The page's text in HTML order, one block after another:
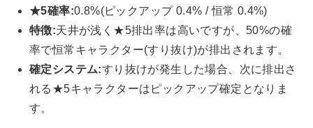
★5確率:0.8%(ピックアップ 0.4% / 恒常 0.4%)
特徴:天井が浅く★5排出率は高いですが、50%の確
率で恒常キャラクター(すり抜け)が排出されます。
確定システム:すり抜けが発生した場合、次に排出さ
れる★5キャラクターはピックアップ確定となりま
す。